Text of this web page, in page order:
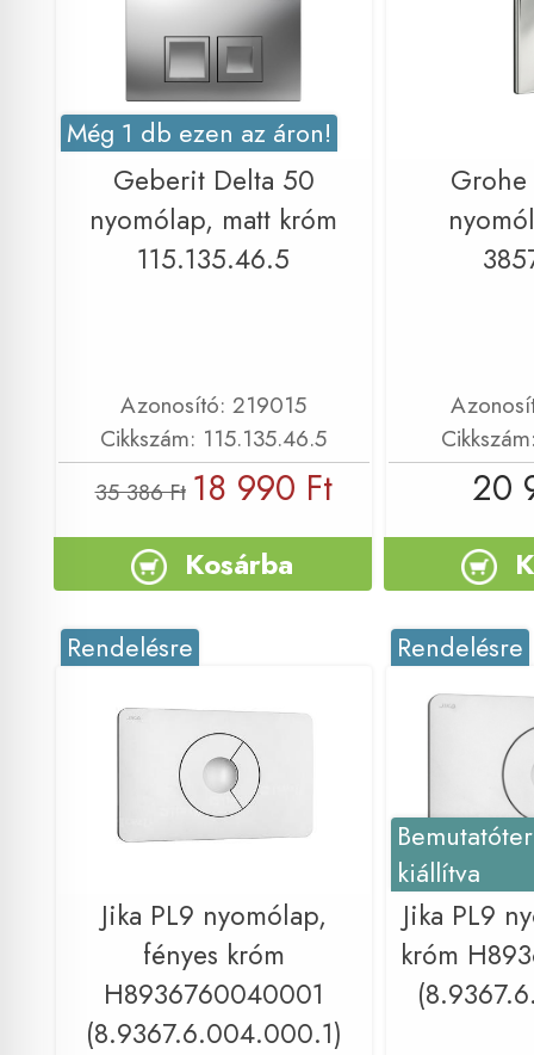
Még 1 db ezen az áron!
Geberit Delta 50
nyomólap, matt króm
115.135.46.5
Azonosító: 219015
Cikkszám: 115.135.46.5
35 386 Ft 18 990 Ft
Kosárba
Grohe
20
Rendelésre
Jika PL9 nyomólap,
fényes króm
H8936760040001
(8.9367.6.004.000.1)
kiállítva
Rendelésre
Jika PL9
króm